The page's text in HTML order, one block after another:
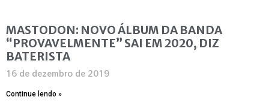
MASTODON: NOVO ÁLBUM DA BANDA
“PROVAVELMENTE” SAI EM 2020, DIZ
BATERISTA
16 de dezembro de 2019
Continue lendo »